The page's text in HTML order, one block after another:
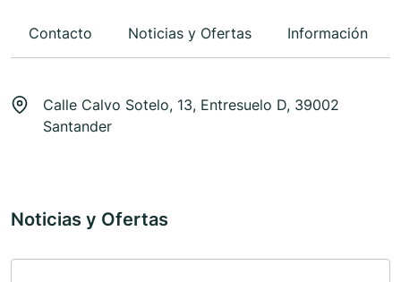
Contacto Noticias y Ofertas Información
Calle Calvo Sotelo, 13, Entresuelo D, 39002
Santander
Noticias y Ofertas